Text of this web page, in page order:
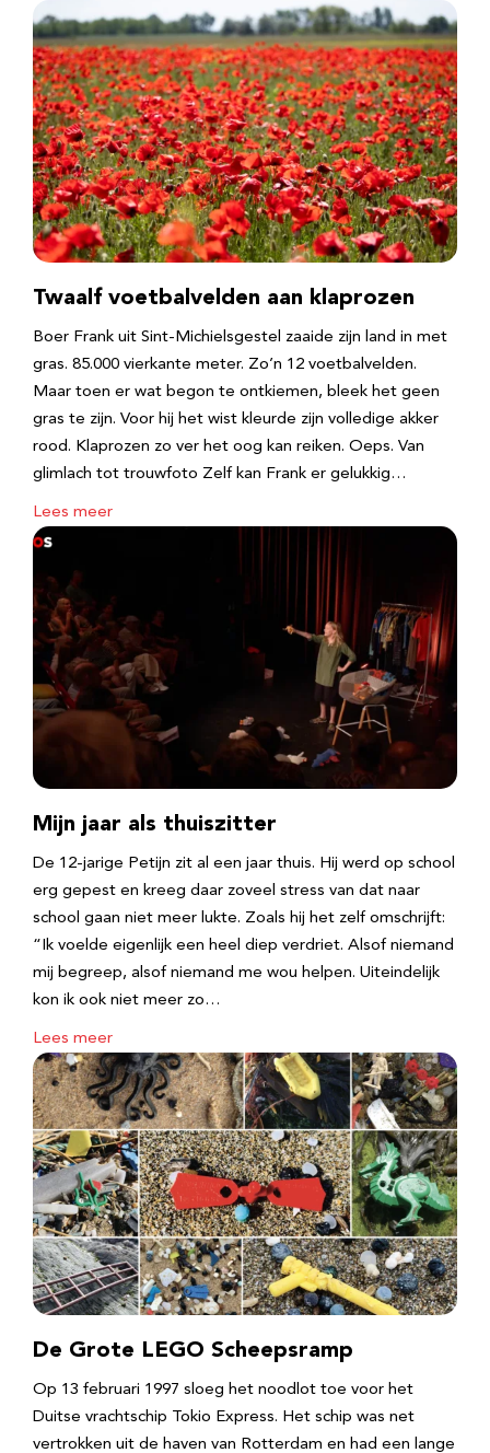
Twaalf voetbalvelden aan klaprozen
Boer Frank uit Sint-Michielsgestel zaaide zijn land in met
gras. 85.000 vierkante meter. Zo’n 12 voetbalvelden.
Maar toen er wat begon te ontkiemen, bleek het geen
gras te zijn. Voor hij het wist kleurde zijn volledige akker
rood. Klaprozen zo ver het oog kan reiken. Oeps. Van
glimlach tot trouwfoto Zelf kan Frank er gelukkig…
Lees meer
Mijn jaar als thuiszitter
De 12-jarige Petijn zit al een jaar thuis. Hij werd op school
erg gepest en kreeg daar zoveel stress van dat naar
school gaan niet meer lukte. Zoals hij het zelf omschrijft:
“Ik voelde eigenlijk een heel diep verdriet. Alsof niemand
mij begreep, alsof niemand me wou helpen. Uiteindelijk
kon ik ook niet meer zo…
Lees meer
De Grote LEGO Scheepsramp
Op 13 februari 1997 sloeg het noodlot toe voor het
Duitse vrachtschip Tokio Express. Het schip was net
vertrokken uit de haven van Rotterdam en had een lange